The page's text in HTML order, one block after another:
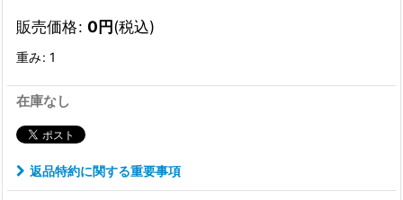
販売価格: 0円(税込)
重み: 1
在庫なし
返品特約に関する重要事項